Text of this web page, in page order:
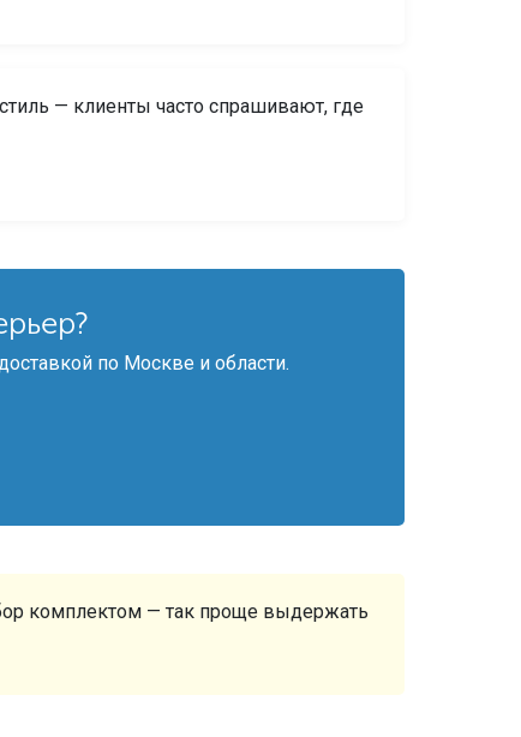
— клиенты часто спрашивают, где
по Москве и области.
комплектом — так проще выдержать